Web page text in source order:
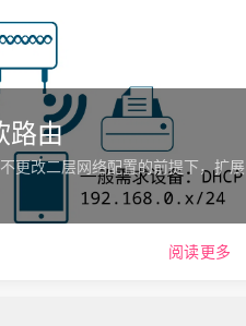
路由
更改二层网络配置的前提下，扩展
阅读更多